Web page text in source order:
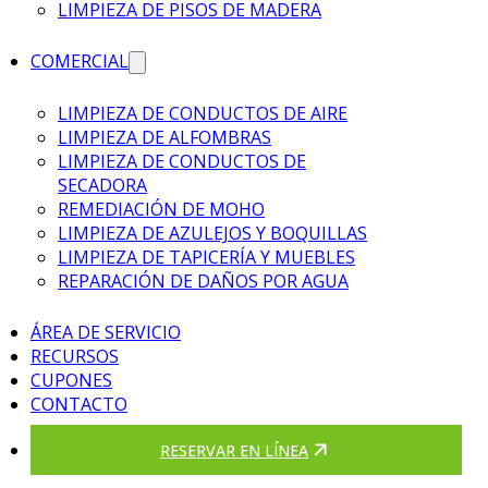
LIMPIEZA DE PISOS DE MADERA
COMERCIAL
LIMPIEZA DE CONDUCTOS DE AIRE
LIMPIEZA DE ALFOMBRAS
LIMPIEZA DE CONDUCTOS DE
SECADORA
REMEDIACIÓN DE MOHO
LIMPIEZA DE AZULEJOS Y BOQUILLAS
LIMPIEZA DE TAPICERÍA Y MUEBLES
REPARACIÓN DE DAÑOS POR AGUA
ÁREA DE SERVICIO
RECURSOS
CUPONES
CONTACTO
RESERVAR EN LÍNEA